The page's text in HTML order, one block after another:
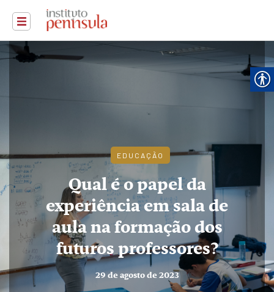
EDUCAÇÃO
Qual é o papel da
experiência em sala de
aula na formação dos
futuros professores?
29 de agosto de 2023